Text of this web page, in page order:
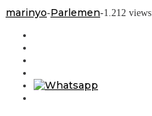
marinyo-Parlemen-1.212 views